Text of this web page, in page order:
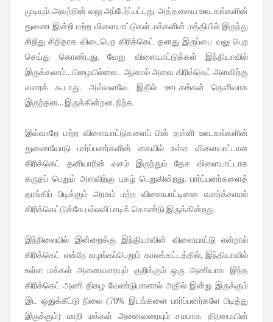
முடியும். அவற்றின் வலு அப்பேர்ப்பட்டது. அத்தகைய ஊடகங்களின்
துணை இன்றி மற்ற விளையாட்டுகள் மக்களின் மத்தியில் இருந்து
சிறிது சிறிதாக விடைபெற கிரிக்கெட் தனது இருப்பை வலு பெற
செய்து கொண்டது. வேறு விளையாட்டுக்கள் இந்தியாவில்
இருக்கலாம்... பிழையில்லை... ஆனால் அவை கிரிக்கெட் அளவிற்கு
வளரக் கூடாது. அவ்வளவே. இதில் ஊடகங்கள் தெளிவாக
இருந்தன... இருக்கின்றன. நிற்க.
இவ்வாறே மற்ற விளையாட்டுகளைப் பின் தள்ளி ஊடகங்களின்
துணையோடு பார்ப்பன‌ர்களின் கையில் உள்ள விளையாட்டான
கிரிக்கெட் தனியாரின் வசம் இருந்தும் தேச விளையாட்டாக
கருதப் பெறும் அளவிற்கு புகழ் பெறுகின்றது. பார்ப்பன‌ர்களைத்
தாங்கிப் பிடிக்கும் அரசும் மற்ற விளையாட்டினை வளர்க்காமல்
கிரிக்கெட்டுக்கே பல்லவி பாடிக் கொண்டு இருக்கின்றது.
இந்நிலையில் இன்றைக்கு இந்தியாவின் விளையாட்டு என்றால்
கிரிக்கெட் என்றே வழங்கப்பெறும் காலக்கட்டத்தில், இந்தியாவில்
உள்ள மக்கள் அனைவரையும் குறிக்கும் ஒரு அணியாக இந்த
கிரிக்கெட் அணி திகழ வேண்டுமானால் அதில் இன்று இருக்கும்
இட ஒதுக்கீட்டு நிலை (70% இடங்களை பார்ப்பன‌ர்களே பிடித்து
இருக்கும்) மாறி மக்கள் அனைவரையும் சமமாக திறமையின்